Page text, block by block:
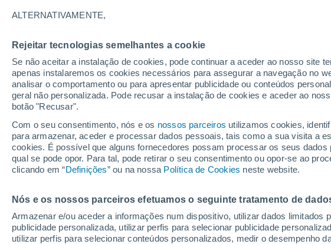
ALTERNATIVAMENTE,
Rejeitar tecnologias semelhantes a cookie
Se não aceitar a instalação de cookies, pode continuar a aceder ao nosso site
apenas instalaremos os cookies necessários para assegurar a navegação no
analisar o comportamento ou para apresentar publicidade ou conteúdos
geral não personalizada. Pode recusar a instalação de cookies e aceder ao
botão "Recusar".
Com o seu consentimento, nós e os nossos parceiros utilizamos cookies,
para armazenar, aceder e processar dados pessoais, tais como a sua visita a
cookies. É possível que alguns fornecedores possam processar os seus
qual se pode opor. Para tal, pode retirar o seu consentimento ou opor-se ao
clicando em “Definições” ou na nossa Política de Cookies neste website.
Nós e os nossos parceiros efetuamos o seguinte tratamento de
Armazenar e/ou aceder a informações num dispositivo, utilizar dados limitados
publicidade personalizada, utilizar perfis para selecionar publicidade
utilizar perfis para selecionar conteúdos personalizados, medir o desempenho
28°
19°
Royan
Saintes
28°
19°
Rochefort
25°
20°
Le Château-